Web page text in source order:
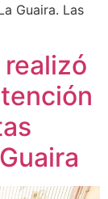
Guaira. Las